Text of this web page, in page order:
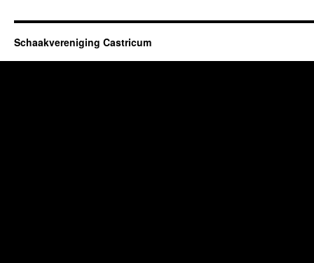
Schaakvereniging Castricum